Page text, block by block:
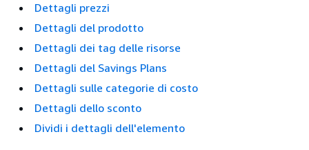
Dettagli prezzi
Dettagli del prodotto
Dettagli dei tag delle risorse
Dettagli del Savings Plans
Dettagli sulle categorie di costo
Dettagli dello sconto
Dividi i dettagli dell'elemento